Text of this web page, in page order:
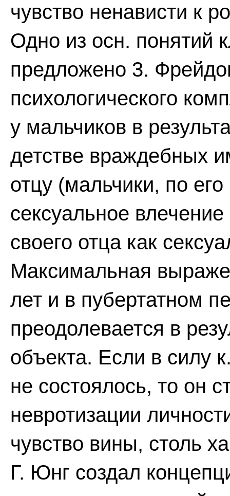
чувство ненависти к
Одно из осн. понятий
предложено 3.
психологического
у мальчиков в
детстве враждебных
отцу (мальчики, по
сексуальное
своего отца как
Максимальная
лет и в пубертатном
преодолевается в
объекта. Если в силу
не состоялось, то он
невротизации
чувство вины, столь
Г. Юнг создал